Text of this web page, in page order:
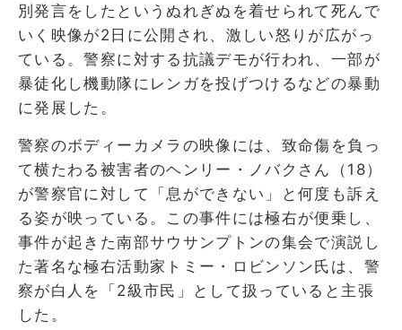
別発言をしたというぬれぎぬを着せられて死んで
いく映像が2日に公開され、激しい怒りが広がっ
ている。警察に対する抗議デモが行われ、一部が
暴徒化し機動隊にレンガを投げつけるなどの暴動
に発展した。
警察のボディーカメラの映像には、致命傷を負っ
て横たわる被害者のヘンリー・ノバクさん（18）
が警察官に対して「息ができない」と何度も訴え
る姿が映っている。この事件には極右が便乗し、
事件が起きた南部サウサンプトンの集会で演説し
た著名な極右活動家トミー・ロビンソン氏は、警
察が白人を「2級市民」として扱っていると主張
した。